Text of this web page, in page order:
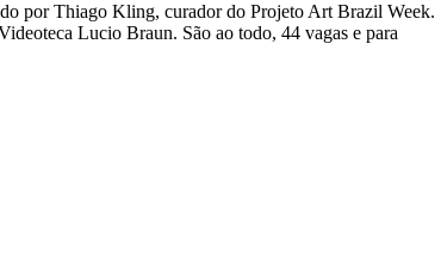
por Thiago Kling, curador do Projeto Art Brazil Week.
Lucio Braun. São ao todo, 44 vagas e para